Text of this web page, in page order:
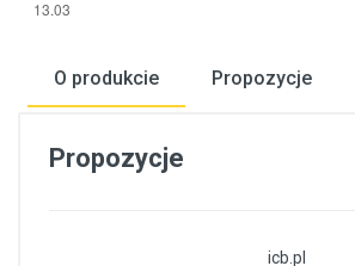
O produkcie Propozycje
Propozycje
icb.pl